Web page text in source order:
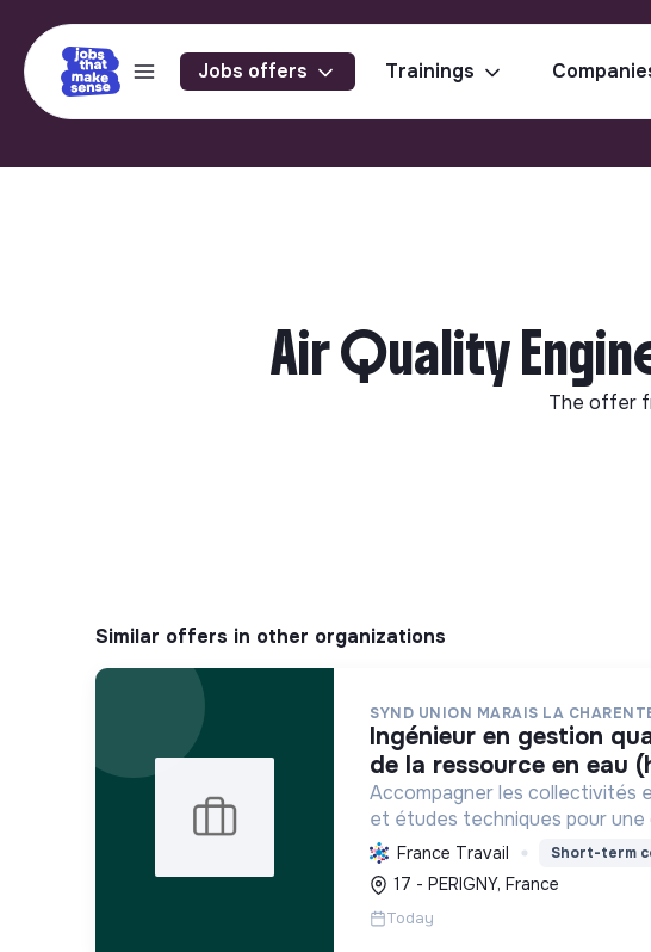
Jobs offers Trainings
Air Quality
The offer
Similar offers in other organizations
SYND UNION MARAIS LA
ingénieur en gestion quantitative
de la ressource en eau
Accompagner les collectivités
et études techniques pour une
durable de l'eau, prévenir les
préserver les milieux
changement climatique.
France Travail Short-term
17 - PERIGNY, France
Today